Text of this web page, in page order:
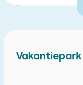
Golfbaan